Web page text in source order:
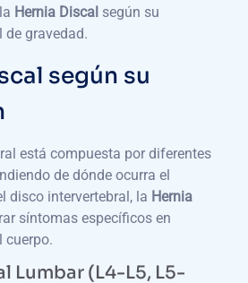
Hernia Discal según su
gravedad.
según su
está compuesta por diferentes
de dónde ocurra el
disco intervertebral, la Hernia
síntomas específicos en
cuerpo.
Lumbar (L4-L5, L5-